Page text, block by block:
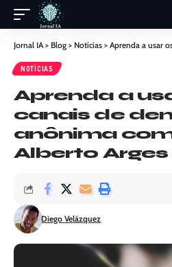
Jornal IA> Blog > Notícias > Aprenda a usar os canais
NOTÍCIAS
Aprenda a
canais de
anônima
Alberto Arges
Diego Velázquez